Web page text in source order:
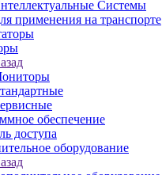
Системы
применения на транспорте
обеспечение
доступа
оборудование